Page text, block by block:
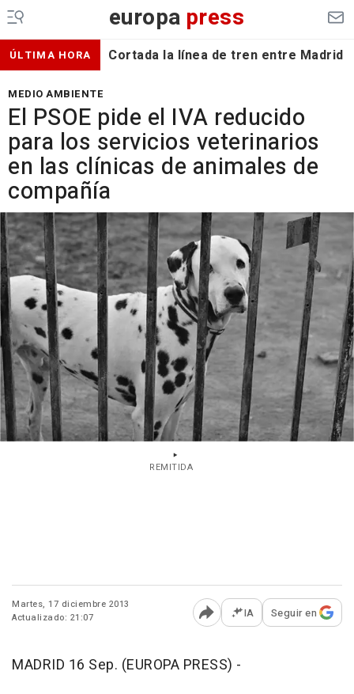
europa press
ÚLTIMA HORA Cortada la línea de tren entre Madrid
MEDIO AMBIENTE
El PSOE pide el IVA reducido
para los servicios veterinarios
en las clínicas de animales de
compañía
REMITIDA
Martes, 17 diciembre 2013
Actualizado: 21:07
Abrir opciones para
IA Seguir en
MADRID 16 Sep. (EUROPA PRESS) -